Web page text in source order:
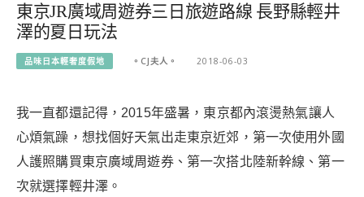
東京JR廣域周遊券三日旅遊路線 長野縣輕井
澤的夏日玩法
品味日本輕奢度假地 。CJ夫人。 2018-06-03
我一直都還記得，2015年盛暑，東京都內滾燙熱氣讓人
心煩氣躁，想找個好天氣出走東京近郊，第一次使用外國
人護照購買東京廣域周遊券、第一次搭北陸新幹線、第一
次就選擇輕井澤。